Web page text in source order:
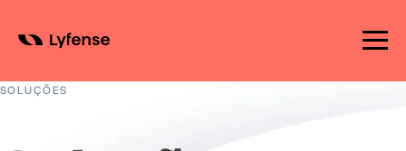
to
SOLUÇÕES